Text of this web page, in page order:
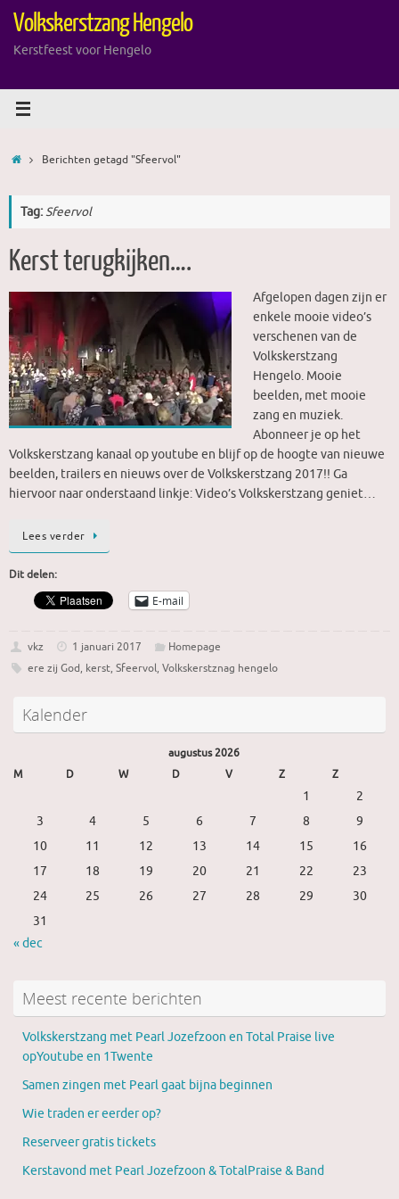
naarVolkskerstzang Hengelo
Kerstfeest voor Hengelo
HomeBerichten getagd "Sfeervol"
Tag:Sfeervol
Kerst terugkijken….
Afgelopen dagen zijn er
enkele mooie video’s
verschenen van de
Volkskerstzang
Hengelo. Mooie
beelden, met mooie
zang en muziek.
Abonneer je op het
Volkskerstzang kanaal op youtube en blijf op de hoogte van nieuwe
beelden, trailers en nieuws over de Volkskerstzang 2017!! Ga
hiervoor naar onderstaand linkje: Video’s Volkskerstzang geniet…
Lees verder
Dit delen:
E-mail
vkz 1 januari 2017
Homepage
ere zij God, kerst, Sfeervol, Volkskerstznag hengelo
Kalender
augustus 2026
M
D W D V Z Z
1
2
3
4 5 6 7 8
9
10
11 12 13 14 15
16
17
18 19 20 21 22
23
24
25 26 27 28 29
30
31
« dec
Meest recente berichten
Volkskerstzang met Pearl Jozefzoon en Total Praise live
opYoutube en 1Twente
Samen zingen met Pearl gaat bijna beginnen
Wie traden er eerder op?
Reserveer gratis tickets
Kerstavond met Pearl Jozefzoon & TotalPraise & Band